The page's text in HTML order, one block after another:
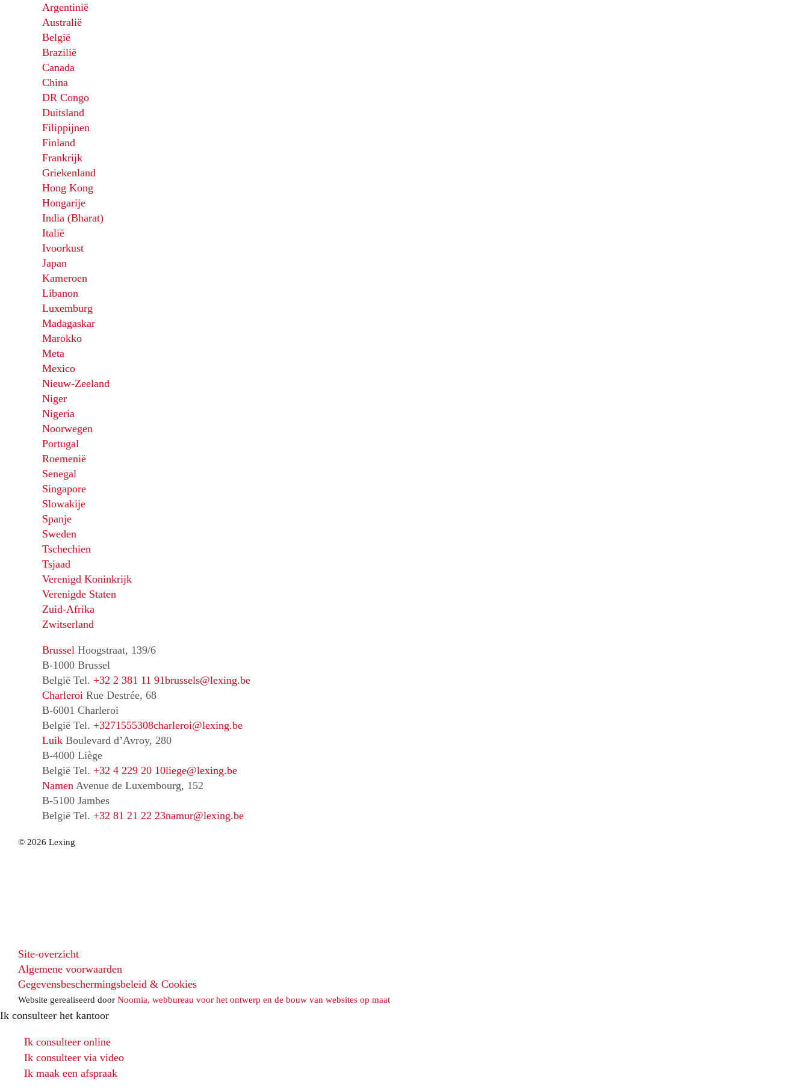
Argentinië
Australië
België
Brazilië
Canada
China
DR Congo
Duitsland
Filippijnen
Finland
Frankrijk
Griekenland
Hong Kong
Hongarije
India (Bharat)
Italië
Ivoorkust
Japan
Kameroen
Libanon
Luxemburg
Madagaskar
Marokko
Meta
Mexico
Nieuw-Zeeland
Niger
Nigeria
Noorwegen
Portugal
Roemenië
Senegal
Singapore
Slowakije
Spanje
Sweden
Tschechien
Tsjaad
Verenigd Koninkrijk
Verenigde Staten
Zuid-Afrika
Zwitserland
Brussel Hoogstraat, 139/6
B-1000 Brussel
België Tel. +32 2 381 11 91brussels@lexing.be
Charleroi Rue Destrée, 68
B-6001 Charleroi
België Tel. +3271555308charleroi@lexing.be
Luik Boulevard d’Avroy, 280
B-4000 Liège
België Tel. +32 4 229 20 10liege@lexing.be
Namen Avenue de Luxembourg, 152
B-5100 Jambes
België Tel. +32 81 21 22 23namur@lexing.be
© 2026 Lexing
Site-overzicht
Algemene voorwaarden
Gegevensbeschermingsbeleid & Cookies
Website gerealiseerd door Noomia, webbureau voor het ontwerp en de bouw van websites op maat
Ik consulteer het kantoor
Ik consulteer online
Ik consulteer via video
Ik maak een afspraak